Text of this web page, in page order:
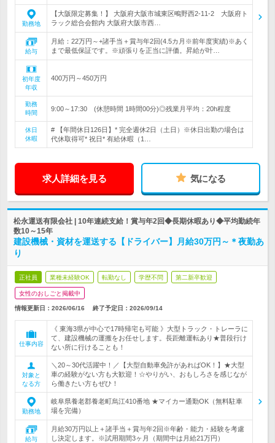
勤務地
【大阪限定募集！】 大阪府大阪市城東区鴫野西2-11-2 大阪府ト
ラック総合会館内 大阪府大阪市西…
給与
月給：22万円～+諸手当＋賞与年2回(4.5カ月※前年度実績)※あく
まで最低保証です。※頑張りを正当に評価。昇給が叶…
初年度
年収
400万円～450万円
勤務
時間
9:00～17:30 (休憩時間 1時間00分)◎残業月平均：20h程度
休日
休暇
# 【年間休日126日】* 完全週休2日（土日）※休日出勤の場合は
代休取得可* 祝日* 有給休暇（1…
求人詳細を見る 気になる
松永運送有限会社 | 10年連続支給！賞与年2回◆長期休暇あり◆平均勤続年
数10～15年
建設機械・資材を運送する【ドライバー】月給30万円～＊夜勤あ
り
正社員 業種未経験OK 転勤なし 学歴不問 第二新卒歓迎
女性のおしごと掲載中
情報更新日：2026/06/16 終了予定日： 2026/09/14
仕事内容
《 東海3県が中心で17時帰宅も可能 》大型トラック・トレーラに
て、建設機械の運搬をお任せします。長距離運転あり★普段行け
ない所に行けることも！
対象と
なる方
＼20～30代活躍中！／【大型自動車免許があればOK！】★大型
車の経験がない方も大歓迎！☆やりがい、おもしろさを感じなが
ら働きたい方もぜひ！
勤務地
岐阜県養老郡養老町烏江410番地 ★マイカー通勤OK（無料駐車
場を完備）
給与
月給30万円以上＋諸手当＋賞与年2回※年齢・能力・経験を考慮
し決定します。※試用期間3ヶ月（期間中は月給21万円）